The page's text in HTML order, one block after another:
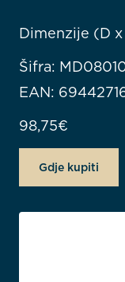
Dimenzije (D
Šifra:
EAN:
98,75€
Gdje kupiti